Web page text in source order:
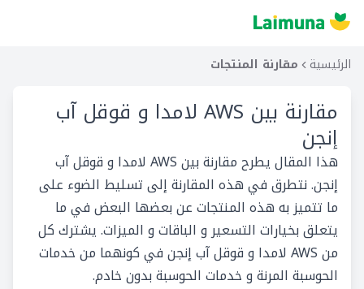
الرئيسية مقارنة المنتجات
مقارنة بين AWS لامدا و قوقل آب
إنجن
هذا المقال يطرح مقارنة بين AWS لامدا و قوقل آب
إنجن. نتطرق في هذه المقارنة إلى تسليط الضوء على
ما تتميز به هذه المنتجات عن بعضها البعض في ما
يتعلق بخيارات التسعير و الباقات و الميزات. يشترك كل
من AWS لامدا و قوقل آب إنجن في كونهما من خدمات
الحوسبة المرنة و خدمات الحوسبة بدون خادم.